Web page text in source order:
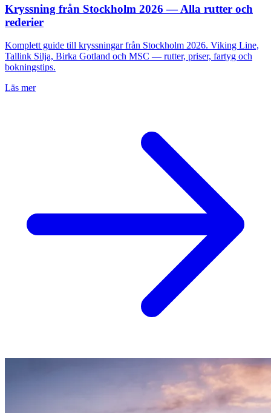
Kryssning från Stockholm 2026 — Alla rutter och
rederier
Komplett guide till kryssningar från Stockholm 2026. Viking Line,
Tallink Silja, Birka Gotland och MSC — rutter, priser, fartyg och
bokningstips.
Läs mer